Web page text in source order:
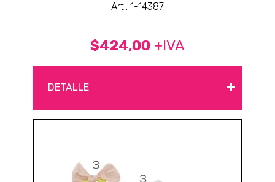
Art.: 1-14387
$424,00 +IVA
DETALLE +